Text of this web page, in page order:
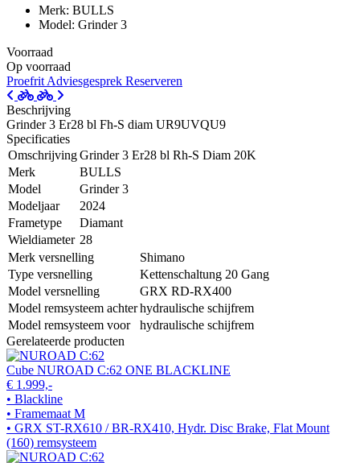
Merk: BULLS
Model: Grinder 3
Voorraad
Op voorraad
Proefrit Adviesgesprek Reserveren
Beschrijving
Grinder 3 Er28 bl Fh-S diam UR9UVQU9
Specificaties
OmschrijvingGrinder 3 Er28 bl Rh-S Diam 20K
Merk
BULLS
Model
Grinder 3
Modeljaar
2024
Frametype
Diamant
Wieldiameter 28
Merk versnelling
Shimano
Type versnelling
Kettenschaltung 20 Gang
Model versnelling
GRX RD-RX400
Model remsysteem achterhydraulische schijfrem
Model remsysteem voor
hydraulische schijfrem
Gerelateerde producten
Cube NUROAD C:62 ONE BLACKLINE
€ 1.999,-
• Blackline
• Framemaat M
• GRX ST-RX610 / BR-RX410, Hydr. Disc Brake, Flat Mount
(160) remsysteem